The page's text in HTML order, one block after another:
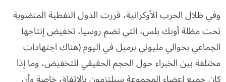
وفي ظلال الحرب الأوكرانية، قررت الدول النفطية المنضوية
تحت مظلة أوبك بلس، التي تضم روسيا، تخفيض إنتاجها
الجماعي بحوالي مليوني برميل في اليوم (هناك اجتهادات
مختلفة بين الخبراء حول الحجم الحقيقي للتخفيض، وما إذا